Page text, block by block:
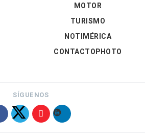
MOTOR
TURISMO
NOTIMÉRICA
CONTACTOPHOTO
SÍGUENOS